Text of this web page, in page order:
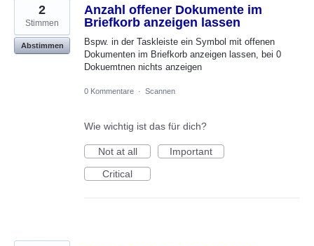
Anzahl offener Dokumente im
Briefkorb anzeigen lassen
Bspw. in der Taskleiste ein Symbol mit offenen
Dokumenten im Briefkorb anzeigen lassen, bei 0
Dokuemtnen nichts anzeigen
2
Stimmen
Abstimmen
0 Kommentare · Scannen
Wie wichtig ist das für dich?
Not at all
Important
Critical